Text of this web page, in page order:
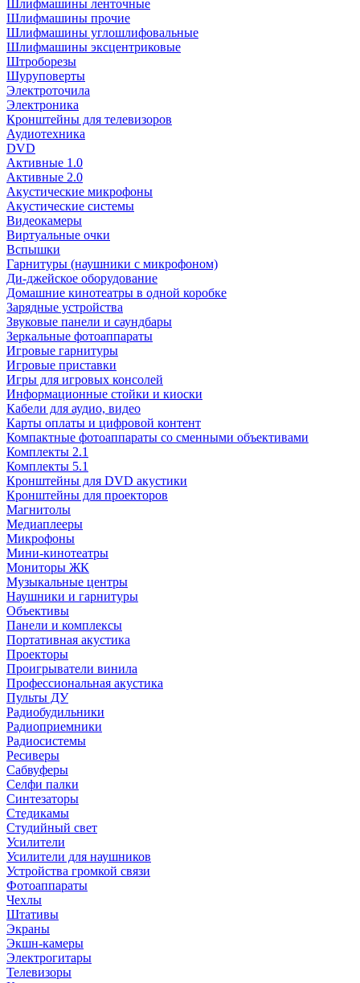
Шлифмашины ленточные
Шлифмашины прочие
Шлифмашины углошлифовальные
Шлифмашины эксцентриковые
Штроборезы
Шуруповерты
Электроточила
Электроника
Кронштейны для телевизоров
Аудиотехника
DVD
Активные 1.0
Активные 2.0
Акустические микрофоны
Акустические системы
Видеокамеры
Виртуальные очки
Вспышки
Гарнитуры (наушники с микрофоном)
Ди-джейское оборудование
Домашние кинотеатры в одной коробке
Зарядные устройства
Звуковые панели и саундбары
Зеркальные фотоаппараты
Игровые гарнитуры
Игровые приставки
Игры для игровых консолей
Информационные стойки и киоски
Кабели для аудио, видео
Карты оплаты и цифровой контент
Компактные фотоаппараты со сменными объективами
Комплекты 2.1
Комплекты 5.1
Кронштейны для DVD акустики
Кронштейны для проекторов
Магнитолы
Медиаплееры
Микрофоны
Мини-кинотеатры
Мониторы ЖК
Музыкальные центры
Наушники и гарнитуры
Объективы
Панели и комплексы
Портативная акустика
Проекторы
Проигрыватели винила
Профессиональная акустика
Пульты ДУ
Радиобудильники
Радиоприемники
Радиосистемы
Ресиверы
Сабвуферы
Селфи палки
Синтезаторы
Стедикамы
Студийный свет
Усилители
Усилители для наушников
Устройства громкой связи
Фотоаппараты
Чехлы
Штативы
Экраны
Экшн-камеры
Электрогитары
Телевизоры